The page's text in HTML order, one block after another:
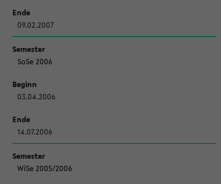
09.02.2007
SoSe 2006
03.04.2006
14.07.2006
WiSe 2005/2006